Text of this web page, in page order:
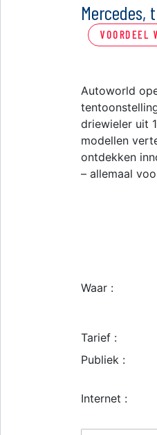
VOORDEEL
Autoworld
driewieler uit
modellen
ontdekken
– allemaal
Waar :
Tarief :
Publiek :
Internet :